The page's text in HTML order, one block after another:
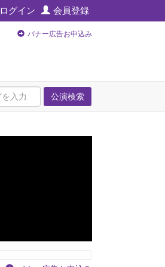
ログイン 会員登録
バナー広告お申込み
公演検索